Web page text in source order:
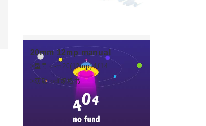
20mm 12mp manual
>型号:c-m20(12mp)-1f14
>获取:pdf规格书